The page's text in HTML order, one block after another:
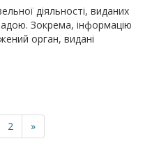
діяльності, виданих
Зокрема, інформацію
орган, видані
2 »